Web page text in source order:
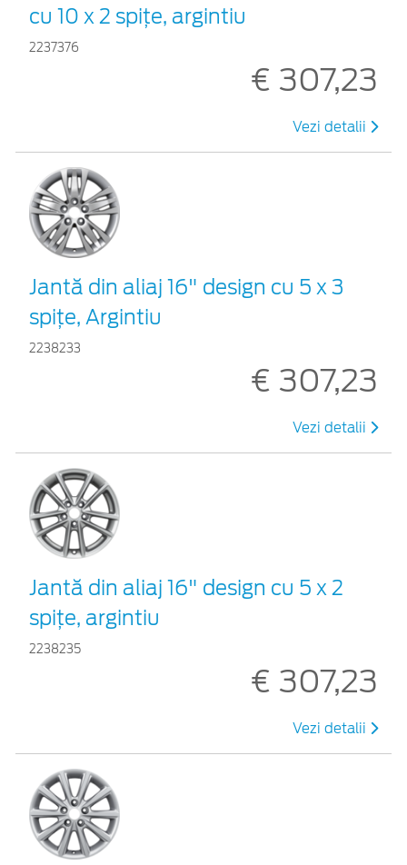
cu 10 x 2 spiţe, argintiu
2237376
€ 307,23
Vezi detalii
Jantă din aliaj 16" design cu 5 x 3
spiţe, Argintiu
2238233
€ 307,23
Vezi detalii
Jantă din aliaj 16" design cu 5 x 2
spiţe, argintiu
2238235
€ 307,23
Vezi detalii